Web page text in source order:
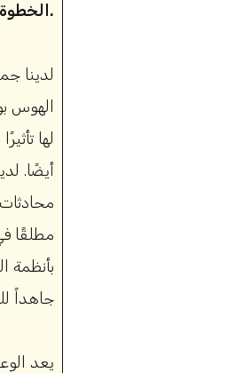
.
لدينا
الهوس
لها
أيضًا.
مطلقًا
بأنظمة
جاهداً
يعد